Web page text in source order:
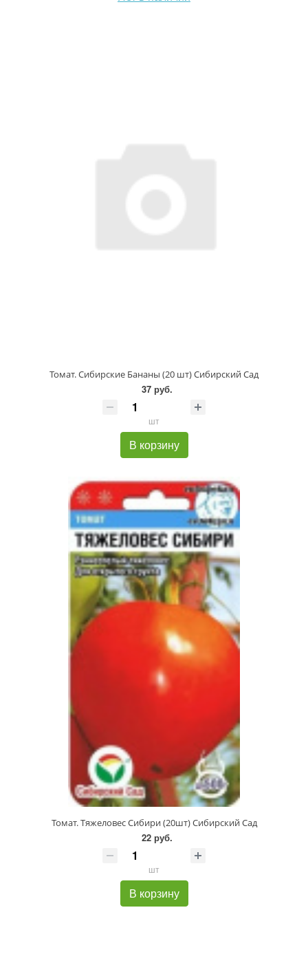
Томат. Сибирские Бананы (20 шт) Сибирский Сад
37 руб.
шт
В корзину
Томат. Тяжеловес Сибири (20шт) Сибирский Сад
22 руб.
шт
В корзину